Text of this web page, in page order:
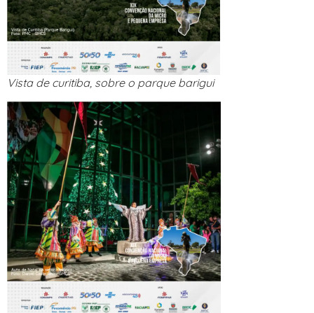
Vista de curitiba, sobre o parque barigui